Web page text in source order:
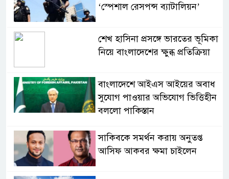
‘স্পেশাল রেসপন্স ব্যাটালিয়ন’
শেখ হাসিনা প্রসঙ্গে ভারতের ভূমিকা
নিয়ে বাংলাদেশের ক্ষুব্ধ প্রতিক্রিয়া
বাংলাদেশে আইএস আইয়ের অবাধ
সুযোগ পাওয়ার অভিযোগ ভিত্তিহীন
বললো পাকিস্তান
সাকিবকে সমর্থন করায় অনুতপ্ত
আসিফ আকবর ক্ষমা চাইলেন